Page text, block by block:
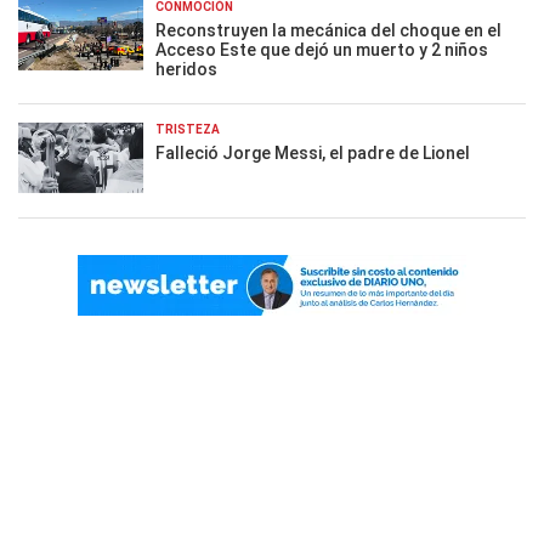
CONMOCIÓN
Reconstruyen la mecánica del choque en el
Acceso Este que dejó un muerto y 2 niños
heridos
TRISTEZA
Falleció Jorge Messi, el padre de Lionel